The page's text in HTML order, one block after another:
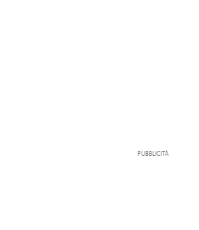
PUBBLICITÀ